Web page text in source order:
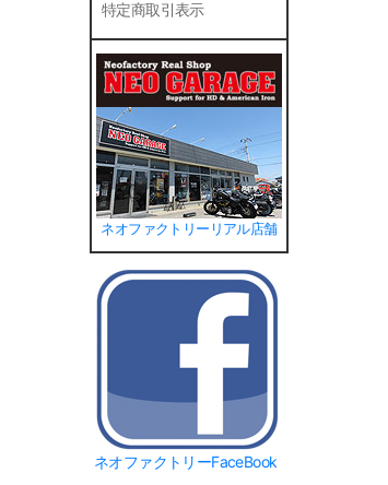
特定商取引表示
ネオファクトリーリアル店舗
ネオファクトリーFaceBook